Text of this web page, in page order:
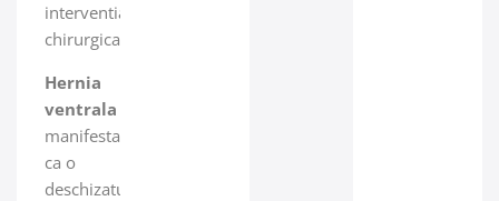
interventia
chirurgicala.
Hernia
ventrala
manifesta
ca o
deschizatura